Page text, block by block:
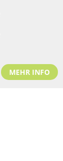
MEHR INFO